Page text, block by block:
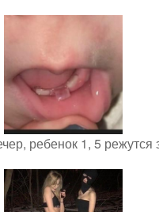
ребенок 1, 5 режутся